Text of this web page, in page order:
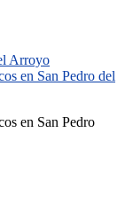
en San Pedro del
en San Pedro